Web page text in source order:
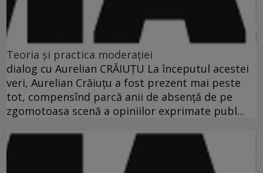
Teoria şi practica moderaţiei
dialog cu Aurelian CRĂIUŢU La începutul acestei
veri, Aurelian Crăiuţu a fost prezent mai peste
tot, compensînd parcă anii de absenţă de pe
zgomotoasa scenă a opiniilor exprimate publ...